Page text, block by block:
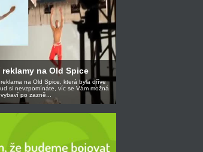
reklamy na Old Spice
na Old Spice, která byla dříve
si nevzpomínáte, víc se Vám možná
vybaví po zazně...